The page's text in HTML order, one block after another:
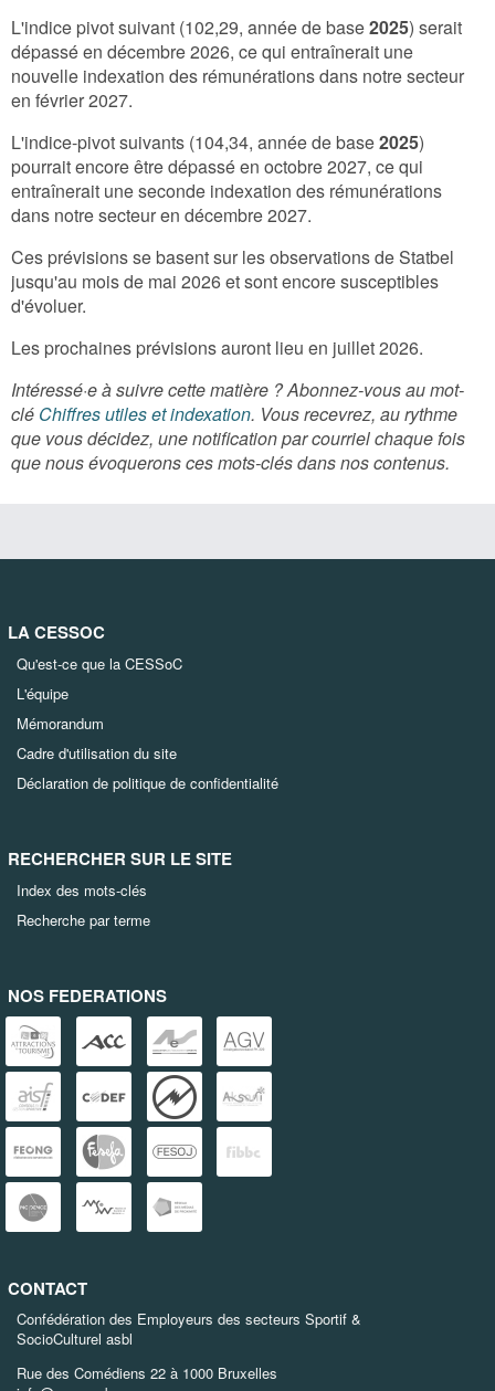
L'indice pivot suivant (102,29, année de base2025) serait
dépassé en décembre 2026, ce qui entraînerait une
nouvelle indexation des rémunérations dans notre secteur
en février 2027.
L'indice-pivot suivants (104,34, année de base2025)
pourrait encore être dépassé en octobre 2027, ce qui
entraînerait une seconde indexation des rémunérations
dans notre secteur en décembre 2027.
Ces prévisions se basent sur les observations de Statbel
jusqu'au mois de mai 2026 et sont encore susceptibles
d'évoluer.
Les prochaines prévisions auront lieu en juillet 2026.
Intéressé·e à suivre cette matière ? Abonnez-vous au mot-
clé Chiffres utiles et indexation. Vous recevrez, au rythme
que vous décidez, une notification par courriel chaque fois
que nous évoquerons ces mots-clés dans nos contenus.
LA CESSOC
Qu'est-ce que la CESSoC
L'équipe
Mémorandum
Cadre d'utilisation du site
Déclaration de politique de confidentialité
RECHERCHER SUR LE SITE
Index des mots-clés
Recherche par terme
NOS FEDERATIONS
CONTACT
Confédération des Employeurs des secteurs Sportif &
SocioCulturel asbl
Rue des Comédiens 22 à 1000 Bruxelles